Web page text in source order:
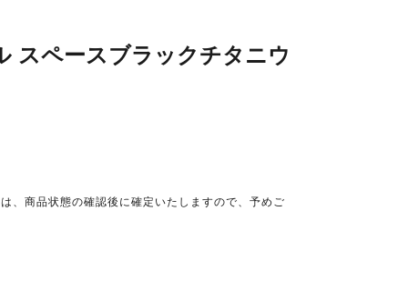
スペースブラックチタニウ
、商品状態の確認後に確定いたしますので、予めご